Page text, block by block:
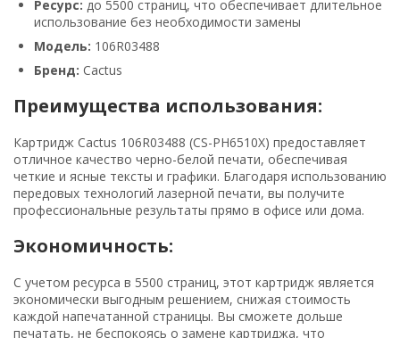
Ресурс: до 5500 страниц, что обеспечивает длительное
использование без необходимости замены
Модель: 106R03488
Бренд: Cactus
Преимущества использования:
Картридж Cactus 106R03488 (CS-PH6510X) предоставляет
отличное качество черно-белой печати, обеспечивая
четкие и ясные тексты и графики. Благодаря использованию
передовых технологий лазерной печати, вы получите
профессиональные результаты прямо в офисе или дома.
Экономичность:
С учетом ресурса в 5500 страниц, этот картридж является
экономически выгодным решением, снижая стоимость
каждой напечатанной страницы. Вы сможете дольше
печатать, не беспокоясь о замене картриджа, что